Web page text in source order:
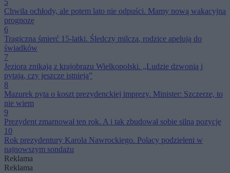
5
Chwila ochłody, ale potem lato nie odpuści. Mamy nową wakacyjną
prognozę
6
Tragiczna śmierć 15-latki. Śledczy milczą, rodzice apelują do
świadków
7
Jeziora znikają z krajobrazu Wielkopolski. „Ludzie dzwonią i
pytają, czy jeszcze istnieją”
8
Mazurek pyta o koszt prezydenckiej imprezy. Minister: Szczerze, to
nie wiem
9
Prezydent zmarnował ten rok. A i tak zbudował sobie silną pozycję
10
Rok prezydentury Karola Nawrockiego. Polacy podzieleni w
najnowszym sondażu
Reklama
Reklama